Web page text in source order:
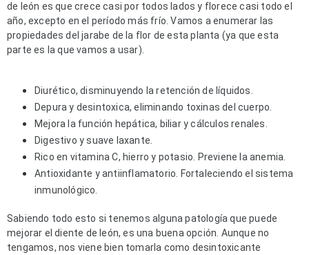
de león es que crece casi por todos lados y florece casi todo el
año, excepto en el período más frío. Vamos a enumerar las
propiedades del jarabe de la flor de esta planta (ya que esta
parte es la que vamos a usar).
Diurético, disminuyendo la retención de líquidos.
Depura y desintoxica, eliminando toxinas del cuerpo.
Mejora la función hepática, biliar y cálculos renales.
Digestivo y suave laxante.
Rico en vitamina C, hierro y potasio. Previene la anemia.
Antioxidante y antiinflamatorio. Fortaleciendo el sistema
inmunológico.
Sabiendo todo esto si tenemos alguna patología que puede
mejorar el diente de león, es una buena opción. Aunque no
tengamos, nos viene bien tomarla como desintoxicante